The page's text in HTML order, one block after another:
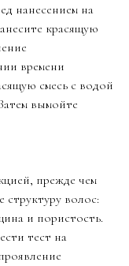
нанесением на
красящую
времени
смесь с водой
вымойте
прежде чем
структуру волос:
и пористость.
тест на